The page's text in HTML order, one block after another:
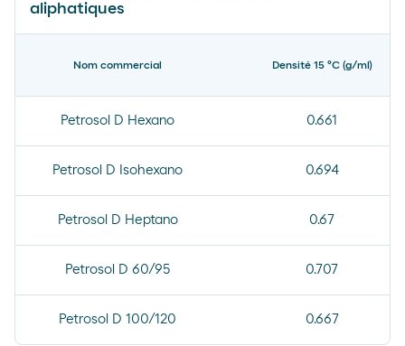
aliphatiques
Nom commercial Densité 15 ºC (g/ml)
Petrosol D Hexano 0.661
Petrosol D Isohexano 0.694
Petrosol D Heptano 0.67
Petrosol D 60/95 0.707
Petrosol D 100/120 0.667